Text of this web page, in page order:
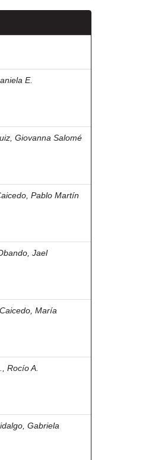
E.
Giovanna Salomé
Pablo Martín
Jael
María
Rocío A.
Gabriela